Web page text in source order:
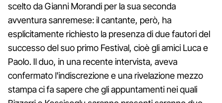
scelto da Gianni Morandi per la sua seconda
avventura sanremese: il cantante, però, ha
esplicitamente richiesto la presenza di due fautori del
successo del suo primo Festival, cioè gli amici Luca e
Paolo. Il duo, in una recente intervista, aveva
confermato l'indiscrezione e una rivelazione mezzo
stampa ci fa sapere che gli appuntamenti nei quali